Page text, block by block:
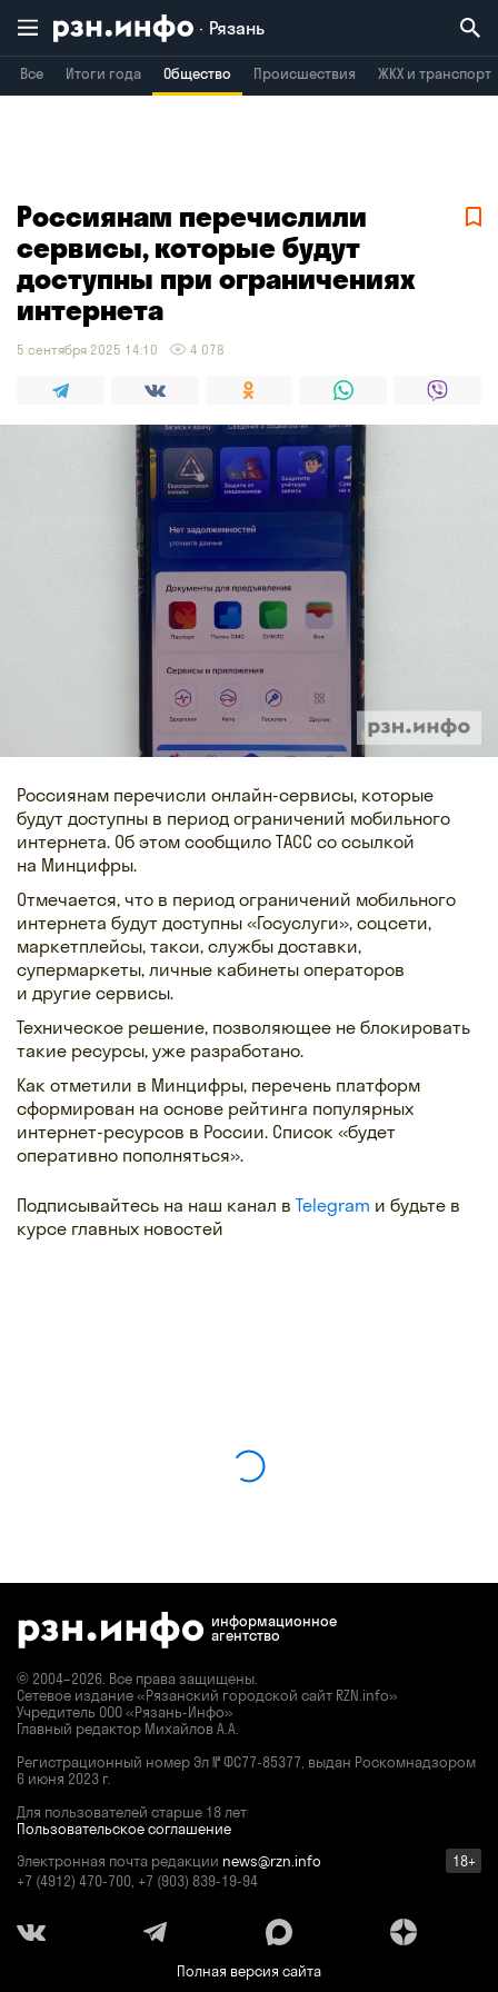
Рязань
Все Итоги года Общество Происшествия ЖКХ и транспорт
Воронеж Брянск
Россиянам перечислили
сервисы, которые будут
доступны при ограничениях
интернета
5 сентября 2025 14:10 4 078
Россиянам перечисли онлайн-сервисы, которые
будут доступны в период ограничений мобильного
интернета. Об этом сообщило ТАСС со ссылкой
на Минцифры.
Отмечается, что в период ограничений мобильного
интернета будут доступны «Госуслуги», соцсети,
маркетплейсы, такси, службы доставки,
супермаркеты, личные кабинеты операторов
и другие сервисы.
Техническое решение, позволяющее не блокировать
такие ресурсы, уже разработано.
Как отметили в Минцифры, перечень платформ
сформирован на основе рейтинга популярных
интернет-ресурсов в России. Список «будет
оперативно пополняться».
Подписывайтесь на наш канал в Telegram и будьте в
курсе главных новостей
информационное
агентство
© 2004–2026. Все права защищены.
Сетевое издание «Рязанский городской сайт RZN.info»
Учредитель ООО «Рязань-Инфо»
Главный редактор Михайлов А.А.
Регистрационный номер Эл № ФС77-85377, выдан Роскомнадзором
6 июня 2023 г.
Для пользователей старше 18 лет
Пользовательское соглашение
Электронная почта редакции news@rzn.info
18+
+7 (4912) 470-700, +7 (903) 839-19-94
Полная версия сайта